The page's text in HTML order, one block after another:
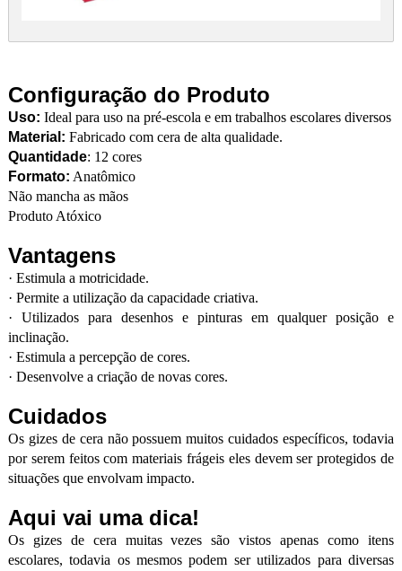
Configuração do Produto
Uso: Ideal para uso na pré-escola e em trabalhos escolares diversos
Material: Fabricado com cera de alta qualidade.
Quantidade: 12 cores
Formato: Anatômico
Não mancha as mãos
Produto Atóxico
Vantagens
· Estimula a motricidade.
· Permite a utilização da capacidade criativa.
· Utilizados para desenhos e pinturas em qualquer posição e
inclinação.
· Estimula a percepção de cores.
· Desenvolve a criação de novas cores.
Cuidados
Os gizes de cera não possuem muitos cuidados específicos, todavia
por serem feitos com materiais frágeis eles devem ser protegidos de
situações que envolvam impacto.
Aqui vai uma dica!
Os gizes de cera muitas vezes são vistos apenas como itens
escolares, todavia os mesmos podem ser utilizados para diversas